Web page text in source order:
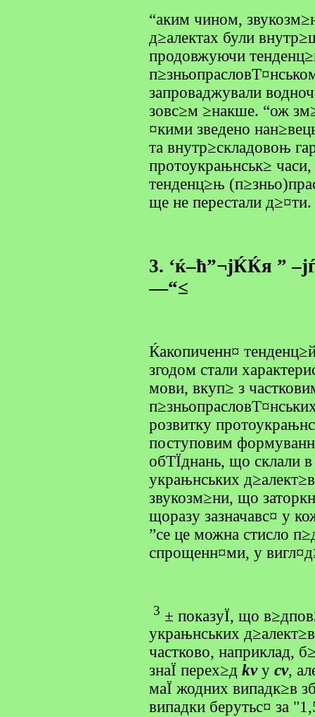
“аким чином,
д≥алектах були
продовжуючи
запроваджували
зовс≥м ≥накше. “ож
¤кими зведено
та внутр≥складовоњ
протоукрањнськ≥
тенденц≥њ
ще не перестали д≥¤ти.
3. ‘ќ–ћ”¬јЌЌя ”
—“≤
Ќакопиченн¤
згодом стали
мови, вкуп≥ з
розвитку
поступовим
обТЇднань, що склали
украњнських
звукозм≥ни, що
щоразу зазначавс¤ у
”се це можна стисло
спрощенн¤ми, у
3 ± показуЇ, що
украњнських
частково, наприклад,
знаЇ перех≥д kv у cv,
маЇ жодних випадк≥в
випадки берутьс¤ за